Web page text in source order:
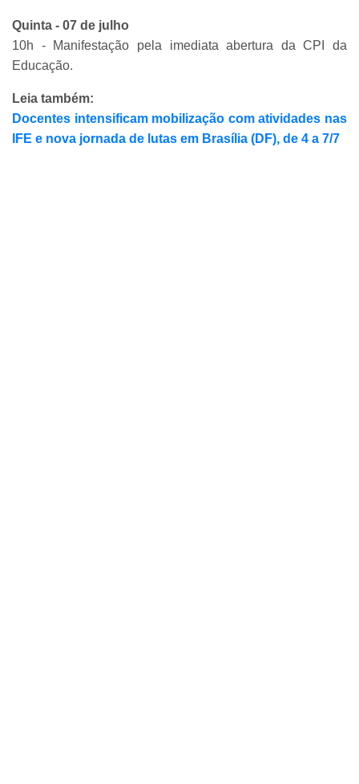
Quinta - 07 de julho
10h - Manifestação pela imediata abertura da CPI da
Educação.
Leia também:
Docentes intensificam mobilização com atividades nas
IFE e nova jornada de lutas em Brasília (DF), de 4 a 7/7